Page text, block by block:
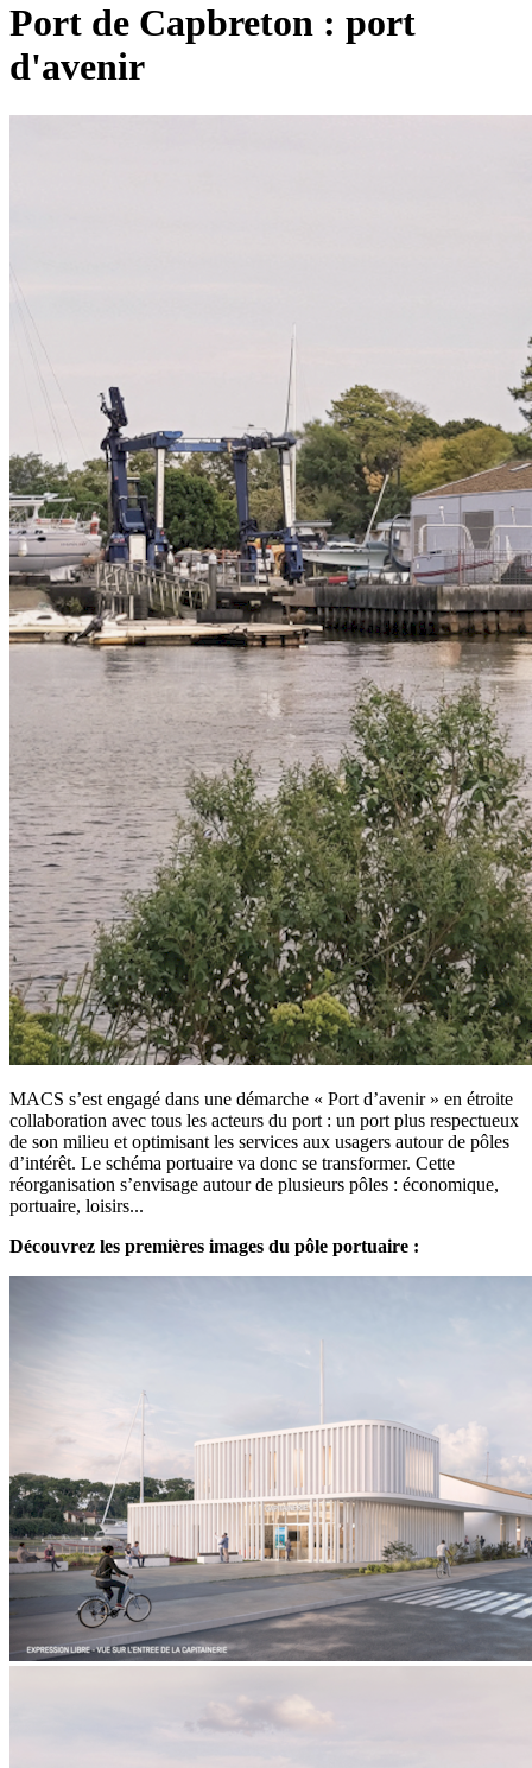
Port de Capbreton : port
d'avenir
MACS s’est engagé dans une démarche « Port d’avenir » en étroite
collaboration avec tous les acteurs du port : un port plus respectueux
de son milieu et optimisant les services aux usagers autour de pôles
d’intérêt. Le schéma portuaire va donc se transformer. Cette
réorganisation s’envisage autour de plusieurs pôles : économique,
portuaire, loisirs...
Découvrez les premières images du pôle portuaire :